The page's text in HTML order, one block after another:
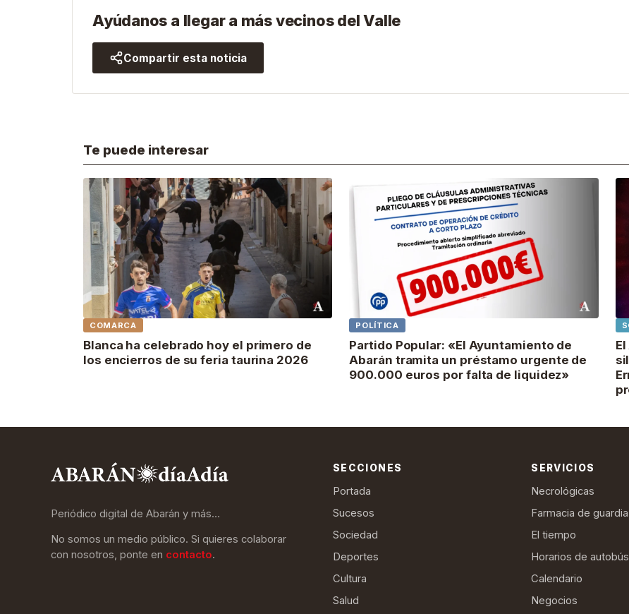
Ayúdanos a llegar a más vecinos del Valle
Compartir esta noticia
Te puede interesar
COMARCA
Blanca ha celebrado hoy el primero de
los encierros de su feria taurina 2026
POLÍTICA
Partido Popular: «El Ayuntamiento de
Abarán tramita un préstamo urgente de
900.000 euros por falta de liquidez»
Periódico digital de Abarán y más…
No somos un medio público. Si quieres colaborar
con nosotros, ponte en contacto.
SECCIONES
Portada
Sucesos
Sociedad
Deportes
Cultura
Salud
SERVICIOS
Necrológicas
Farmacia de guardia
El tiempo
Horarios de autobús
Calendario
Negocios